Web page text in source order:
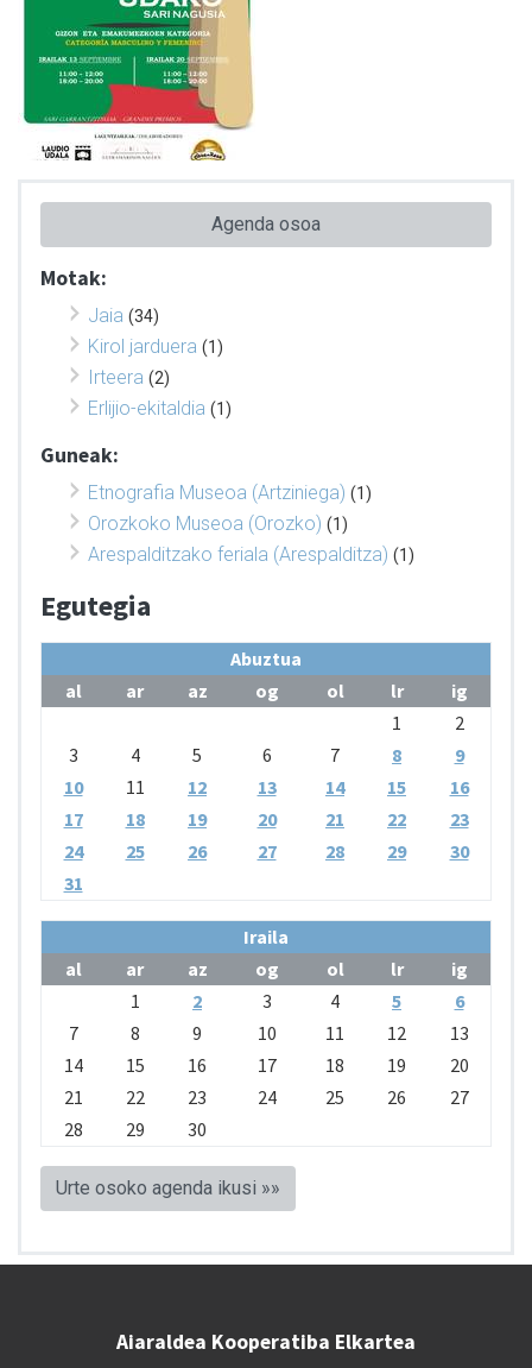
Agenda osoa
Motak:
Jaia (34)
Kirol jarduera (1)
Irteera (2)
Erlijio-ekitaldia (1)
Guneak:
Etnografia Museoa (Artziniega) (1)
Orozkoko Museoa (Orozko) (1)
Arespalditzako feriala (Arespalditza) (1)
Egutegia
Abuztua
al
ar az og ol lr
ig
1
2
3
4 5 6 7 8
9
10
11 12 13 14 15
16
17
18 19 20 21 22
23
24
25 26 27 28 29
30
31
Iraila
al
ar az og ol lr
ig
1
2 3 4 5
6
7
8 9 10 11 12
13
14
15 16 17 18 19
20
21
22 23 24 25 26
27
28
29 30
Urte osoko agenda ikusi »»
Aiaraldea Kooperatiba Elkartea